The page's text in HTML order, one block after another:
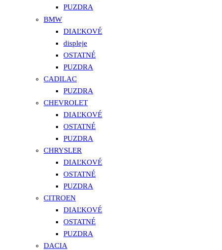
PUZDRA
BMW
DIAĽKOVÉ
displeje
OSTATNÉ
PUZDRA
CADILAC
PUZDRA
CHEVROLET
DIAĽKOVÉ
OSTATNÉ
PUZDRA
CHRYSLER
DIAĽKOVÉ
OSTATNÉ
PUZDRA
CITROEN
DIAĽKOVÉ
OSTATNÉ
PUZDRA
DACIA